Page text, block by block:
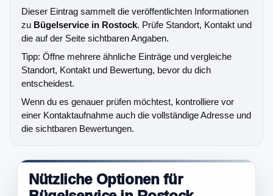
Dieser Eintrag sammelt die veröffentlichten Informationen
zu Bügelservice in Rostock. Prüfe Standort, Kontakt und
die auf der Seite sichtbaren Angaben.
Tipp: Öffne mehrere ähnliche Einträge und vergleiche
Standort, Kontakt und Bewertung, bevor du dich
entscheidest.
Wenn du es genauer prüfen möchtest, kontrolliere vor
einer Kontaktaufnahme auch die vollständige Adresse und
die sichtbaren Bewertungen.
Nützliche Optionen für